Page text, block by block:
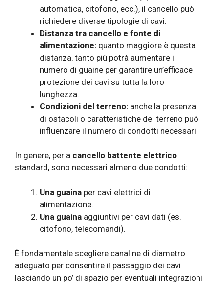
automatica, citofono, ecc.), il cancello può
richiedere diverse tipologie di cavi.
Distanza tra cancello e fonte di
alimentazione: quanto maggiore è questa
distanza, tanto più potrà aumentare il
numero di guaine per garantire un’efficace
protezione dei cavi su tutta la loro
lunghezza.
Condizioni del terreno: anche la presenza
di ostacoli o caratteristiche del terreno può
influenzare il numero di condotti necessari.
In genere, per a cancello battente elettrico
standard, sono necessari almeno due condotti:
Una guaina per cavi elettrici di
alimentazione.
Una guaina aggiuntivi per cavi dati (es.
citofono, telecomandi).
È fondamentale scegliere canaline di diametro
adeguato per consentire il passaggio dei cavi
lasciando un po’ di spazio per eventuali integrazioni